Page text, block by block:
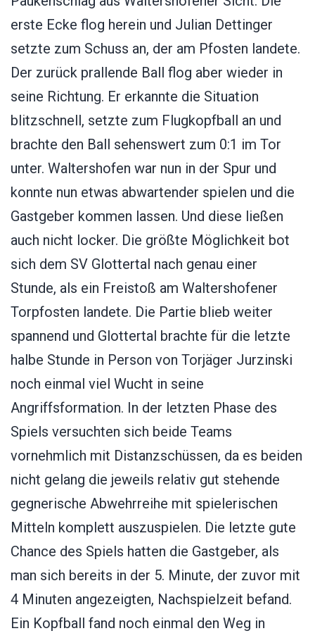
erste Ecke flog herein und Julian Dettinger
setzte zum Schuss an, der am Pfosten landete.
Der zurück prallende Ball flog aber wieder in
seine Richtung. Er erkannte die Situation
blitzschnell, setzte zum Flugkopfball an und
brachte den Ball sehenswert zum 0:1 im Tor
unter. Waltershofen war nun in der Spur und
konnte nun etwas abwartender spielen und die
Gastgeber kommen lassen. Und diese ließen
auch nicht locker. Die größte Möglichkeit bot
sich dem SV Glottertal nach genau einer
Stunde, als ein Freistoß am Waltershofener
Torpfosten landete. Die Partie blieb weiter
spannend und Glottertal brachte für die letzte
halbe Stunde in Person von Torjäger Jurzinski
noch einmal viel Wucht in seine
Angriffsformation. In der letzten Phase des
Spiels versuchten sich beide Teams
vornehmlich mit Distanzschüssen, da es beiden
nicht gelang die jeweils relativ gut stehende
gegnerische Abwehrreihe mit spielerischen
Mitteln komplett auszuspielen. Die letzte gute
Chance des Spiels hatten die Gastgeber, als
man sich bereits in der 5. Minute, der zuvor mit
4 Minuten angezeigten, Nachspielzeit befand.
Ein Kopfball fand noch einmal den Weg in